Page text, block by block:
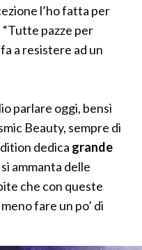
l’ho fatta per
pazze per
fa a resistere ad un
parlare oggi, bensì
Beauty, sempre di
dedica grande
ammanta delle
che con queste
fare un po’ di